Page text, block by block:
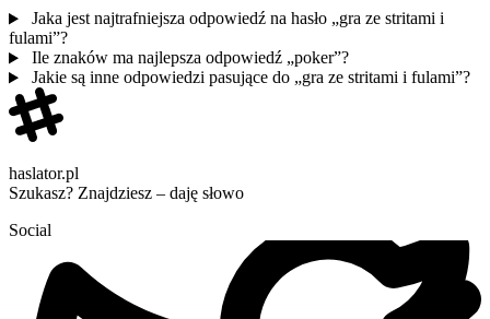
Jaka jest najtrafniejsza odpowiedź na hasło „gra ze stritami i
fulami”?
Ile znaków ma najlepsza odpowiedź „poker”?
Jakie są inne odpowiedzi pasujące do „gra ze stritami i fulami”?
haslator.pl
Szukasz? Znajdziesz – daję słowo
Social